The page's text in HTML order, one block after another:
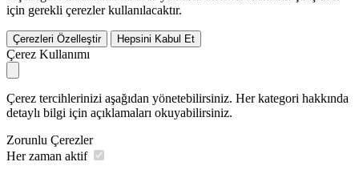
için gerekli çerezler kullanılacaktır.
Çerezleri Özelleştir Hepsini Kabul Et
Çerez Kullanımı
Çerez tercihlerinizi aşağıdan yönetebilirsiniz. Her kategori hakkında
detaylı bilgi için açıklamaları okuyabilirsiniz.
Zorunlu Çerezler
Her zaman aktif